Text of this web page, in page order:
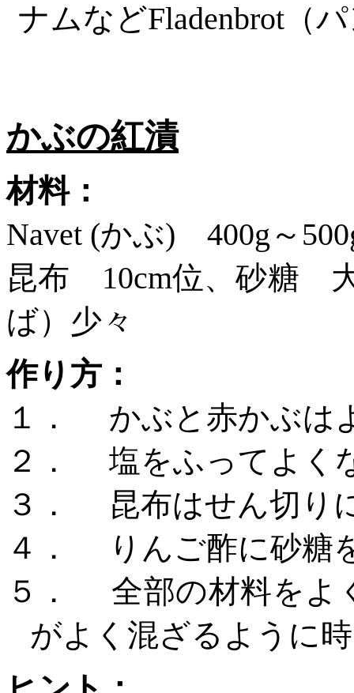
ナムなどFladenbrot（
かぶの紅漬
材料：
Navet (かぶ) 400g～
昆布 10cm位、砂糖
ば）少々
作り方：
１．
かぶと赤かぶは
２．
塩をふってよく
３．
昆布はせん切り
４．
りんご酢に砂糖
５．
全部の材料をよ
がよく混ざるように